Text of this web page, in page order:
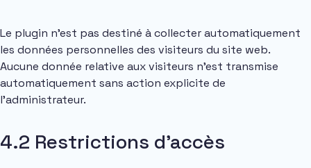
Le plugin n’est pas destiné à collecter automatiquement
les données personnelles des visiteurs du site web.
Aucune donnée relative aux visiteurs n’est transmise
automatiquement sans action explicite de
l’administrateur.
4.2 Restrictions d’accès